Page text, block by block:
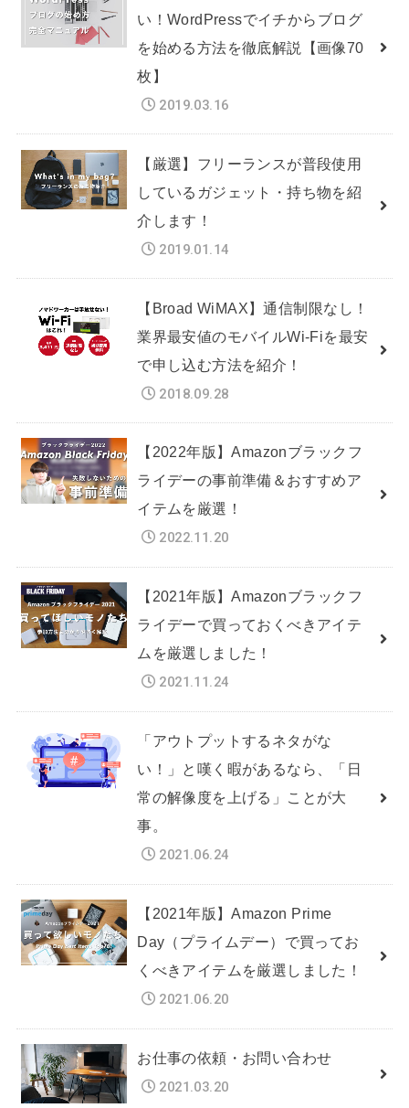
い！WordPressでイチからブログ
を始める方法を徹底解説【画像70
枚】
2019.03.16
【厳選】フリーランスが普段使用
しているガジェット・持ち物を紹
介します！
2019.01.14
【Broad WiMAX】通信制限なし！
業界最安値のモバイルWi-Fiを最安
で申し込む方法を紹介！
2018.09.28
【2022年版】Amazonブラックフ
ライデーの事前準備＆おすすめア
イテムを厳選！
2022.11.20
【2021年版】Amazonブラックフ
ライデーで買っておくべきアイテ
ムを厳選しました！
2021.11.24
「アウトプットするネタがな
い！」と嘆く暇があるなら、「日
常の解像度を上げる」ことが大
事。
2021.06.24
【2021年版】Amazon Prime
Day（プライムデー）で買ってお
くべきアイテムを厳選しました！
2021.06.20
お仕事の依頼・お問い合わせ
2021.03.20